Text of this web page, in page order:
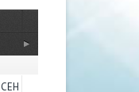
СЕН